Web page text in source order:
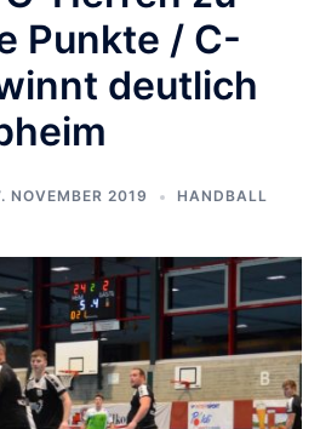
Punkte / C-
deutlich
NOVEMBER 2019 HANDBALL